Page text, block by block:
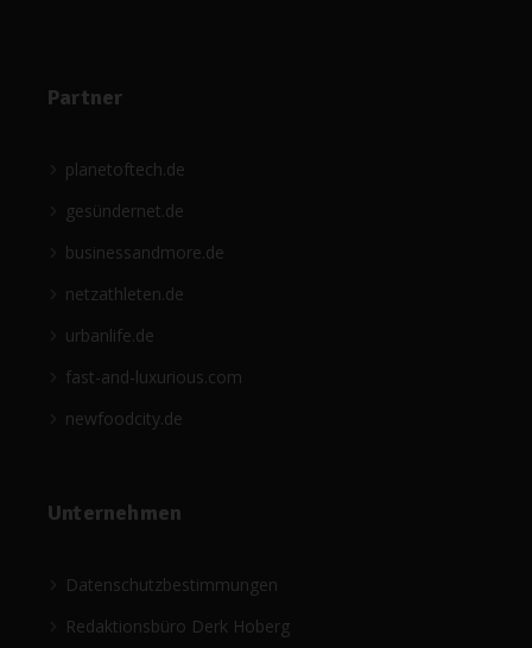
Partner
planetoftech.de
gesündernet.de
businessandmore.de
netzathleten.de
urbanlife.de
fast-and-luxurious.com
newfoodcity.de
Unternehmen
Datenschutzbestimmungen
Redaktionsbüro Derk Hoberg